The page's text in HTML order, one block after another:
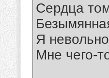
Сердца
Я
Мне чего-